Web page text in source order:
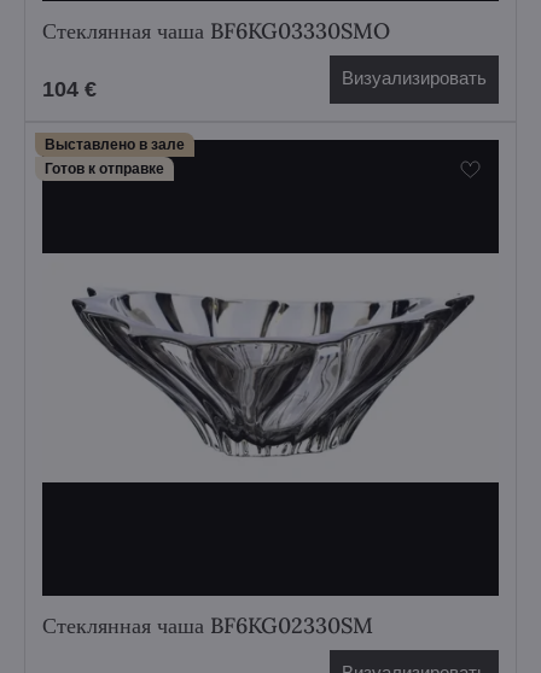
Стеклянная чаша BF6KG03330SMO
104 € Визуализировать
Выставлено в зале
Готов к отправке
Стеклянная чаша BF6KG02330SM